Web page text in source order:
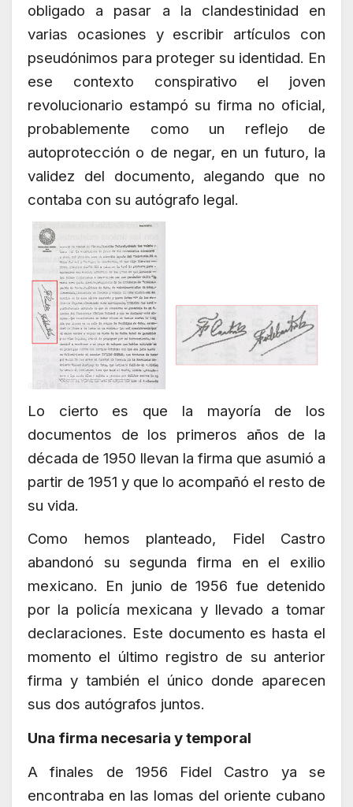
obligado a pasar a la clandestinidad en
varias ocasiones y escribir artículos con
pseudónimos para proteger su identidad. En
ese contexto conspirativo el joven
revolucionario estampó su firma no oficial,
probablemente como un reflejo de
autoprotección o de negar, en un futuro, la
validez del documento, alegando que no
contaba con su autógrafo legal.
Lo cierto es que la mayoría de los
documentos de los primeros años de la
década de 1950 llevan la firma que asumió a
partir de 1951 y que lo acompañó el resto de
su vida.
Como hemos planteado, Fidel Castro
abandonó su segunda firma en el exilio
mexicano. En junio de 1956 fue detenido
por la policía mexicana y llevado a tomar
declaraciones. Este documento es hasta el
momento el último registro de su anterior
firma y también el único donde aparecen
sus dos autógrafos juntos.
Una firma necesaria y temporal
A finales de 1956 Fidel Castro ya se
encontraba en las lomas del oriente cubano